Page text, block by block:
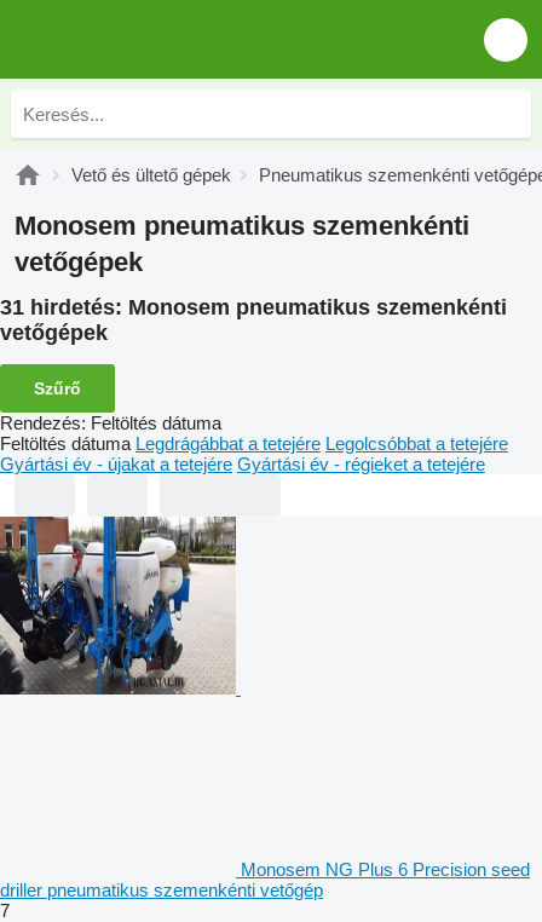
Vető és ültető gépek Pneumatikus szemenkénti
Monosem pneumatikus szemenkénti
vetőgépek
31 hirdetés: Monosem pneumatikus szemenkénti
vetőgépek
Szűrő
Rendezés: Feltöltés dátuma
Feltöltés dátuma Legdrágábbat a tetejére Legolcsóbbat a tetejére
Gyártási év - újakat a tetejére Gyártási év - régieket a tetejére
Monosem NG Plus 6 Precision seed
driller pneumatikus szemenkénti vetőgép
7